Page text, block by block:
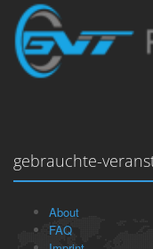
gebrauchte-
About
FAQ